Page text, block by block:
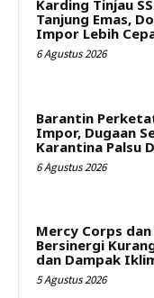
Karding Tinjau
Tanjung Emas,
Impor Lebih
6 Agustus 2026
Barantin
Impor, Dugaan
Karantina Palsu
6 Agustus 2026
Mercy Corps
Bersinergi
dan Dampak
5 Agustus 2026